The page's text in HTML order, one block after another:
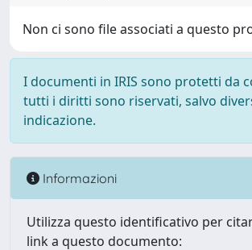
Non ci sono file associati a questo
I documenti in IRIS sono protetti da
tutti i diritti sono riservati, salvo
indicazione.
Informazioni
Utilizza questo identificativo per
link a questo documento: